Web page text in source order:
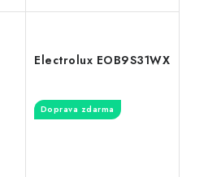
Electrolux EOB9S31WX
Doprava zdarma